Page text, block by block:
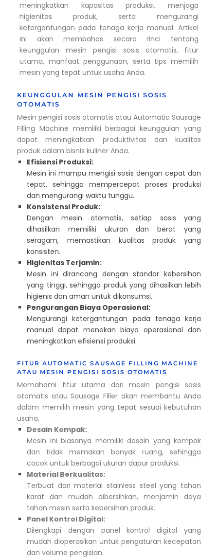
meningkatkan kapasitas produksi, menjaga
higienitas produk, serta mengurangi
ketergantungan pada tenaga kerja manual. Artikel
ini akan membahas secara rinci tentang
keunggulan mesin pengisi sosis otomatis, fitur
utama, manfaat penggunaan, serta tips memilih
mesin yang tepat untuk usaha Anda.
KEUNGGULAN MESIN PENGISI SOSIS
OTOMATIS
Mesin pengisi sosis otomatis atau Automatic Sausage
Filling Machine memiliki berbagai keunggulan yang
dapat meningkatkan produktivitas dan kualitas
produk dalam bisnis kuliner Anda.
Efisiensi Produksi:
Mesin ini mampu mengisi sosis dengan cepat dan
tepat, sehingga mempercepat proses produksi
dan mengurangi waktu tunggu.
Konsistensi Produk:
Dengan mesin otomatis, setiap sosis yang
dihasilkan memiliki ukuran dan berat yang
seragam, memastikan kualitas produk yang
konsisten.
Higienitas Terjamin:
Mesin ini dirancang dengan standar kebersihan
yang tinggi, sehingga produk yang dihasilkan lebih
higienis dan aman untuk dikonsumsi.
Pengurangan Biaya Operasional:
Mengurangi ketergantungan pada tenaga kerja
manual dapat menekan biaya operasional dan
meningkatkan efisiensi produksi.
FITUR AUTOMATIC SAUSAGE FILLING MACHINE
ATAU MESIN PENGISI SOSIS OTOMATIS
Memahami fitur utama dari mesin pengisi sosis
otomatis atau Sausage Filler akan membantu Anda
dalam memilih mesin yang tepat sesuai kebutuhan
usaha.
Desain Kompak:
Mesin ini biasanya memiliki desain yang kompak
dan tidak memakan banyak ruang, sehingga
cocok untuk berbagai ukuran dapur produksi.
Material Berkualitas:
Terbuat dari material stainless steel yang tahan
karat dan mudah dibersihkan, menjamin daya
tahan mesin serta kebersihan produk.
Panel Kontrol Digital:
Dilengkapi dengan panel kontrol digital yang
mudah dioperasikan untuk pengaturan kecepatan
dan volume pengisian.